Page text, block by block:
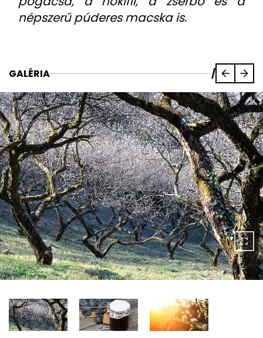
népszerű púderes macska is.
GALÉRIA /